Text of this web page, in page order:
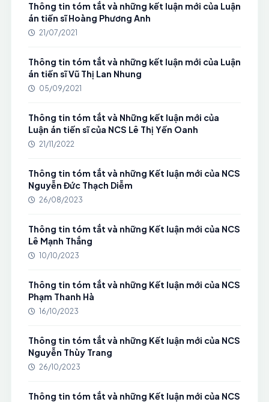
Thông tin tóm tắt và những kết luận mới của Luận
án tiến sĩ Hoàng Phương Anh
21/07/2021
Thông tin tóm tắt và những kết luận mới của Luận
án tiến sĩ Vũ Thị Lan Nhung
05/09/2021
Thông tin tóm tắt và Những kết luận mới của
Luận án tiến sĩ của NCS Lê Thị Yến Oanh
21/11/2022
Thông tin tóm tắt và những Kết luận mới của NCS
Nguyễn Đức Thạch Diễm
26/08/2023
Thông tin tóm tắt và những Kết luận mới của NCS
Lê Mạnh Thắng
10/10/2023
Thông tin tóm tắt và những Kết luận mới của NCS
Phạm Thanh Hà
16/10/2023
Thông tin tóm tắt và những Kết luận mới của NCS
Nguyễn Thùy Trang
26/10/2023
Thông tin tóm tắt và những Kết luận mới của NCS